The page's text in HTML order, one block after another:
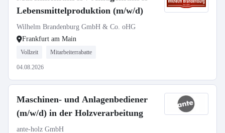
Lebensmittelproduktion (m/w/d)
Wilhelm Brandenburg GmbH & Co. oHG
Frankfurt am Main
Vollzeit Mitarbeiterrabatte
04.08.2026
Maschinen- und Anlagenbediener
(m/w/d) in der Holzverarbeitung
ante-holz GmbH